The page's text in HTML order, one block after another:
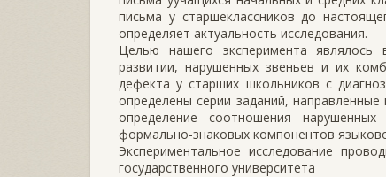
письма у старшеклассников до
определяет актуальность исследования.
Целью нашего эксперимента являлось
развитии, нарушенных звеньев и их
дефекта у старших школьников с
определены серии заданий,
определение соотношения
формально-знаковых компонентов
Экспериментальное исследование
государственного университета